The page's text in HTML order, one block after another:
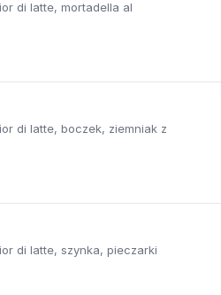
di latte, mortadella al
di latte, boczek, ziemniak z
di latte, szynka, pieczarki